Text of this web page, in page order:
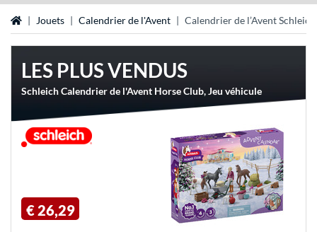
Page d'accueil
Jouets Calendrier de l'Avent Calendrier de l’Avent Schleich
LES PLUS VENDUS
Schleich Calendrier de l'Avent Horse Club, Jeu véhicule
€ 26,29